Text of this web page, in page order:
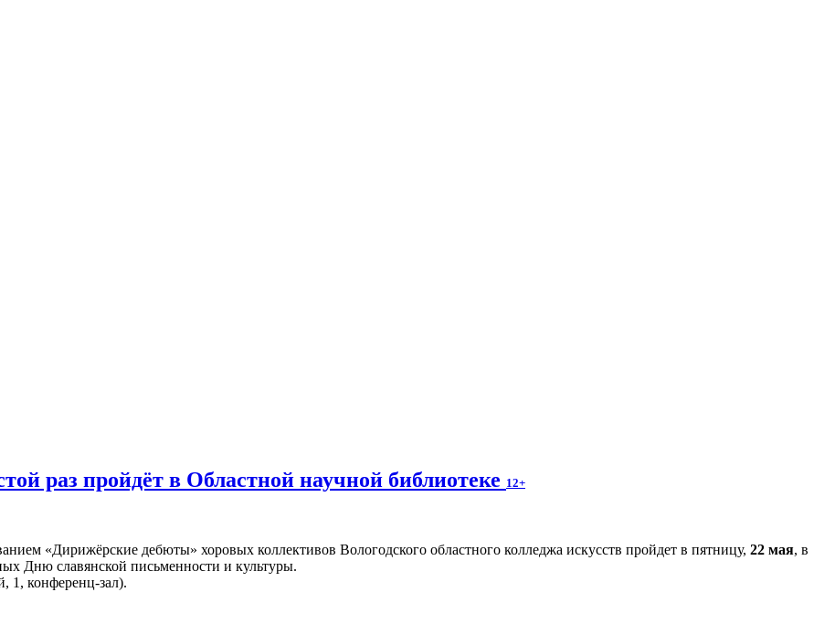
раз пройдёт в Областной научной библиотеке 12+
«Дирижёрские дебюты» хоровых коллективов Вологодского областного колледжа искусств пройдет в пятницу, 22 мая, в
Дню славянской письменности и культуры.
1, конференц-зал).